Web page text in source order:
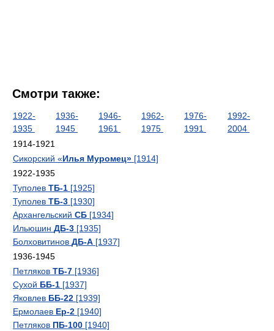
Смотри также:
1922-
1935
1936-
1945
1946-
1961
1962-
1975
1976-
1991
1992-
2004
1914-1921
Сикорский «Илья Муромец» [1914]
1922-1935
Туполев ТБ-1 [1925]
Туполев ТБ-3 [1930]
Архангельский СБ [1934]
Ильюшин ДБ-3 [1935]
Болховитинов ДБ-А [1937]
1936-1945
Петляков ТБ-7 [1936]
Сухой ББ-1 [1937]
Яковлев ББ-22 [1939]
Ермолаев Ер-2 [1940]
Петляков ПБ-100 [1940]